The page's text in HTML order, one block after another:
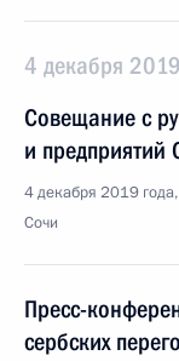
4 декабря
Совещание с
и предприятий
4 декабря 2019
Сочи
Пресс-
сербских